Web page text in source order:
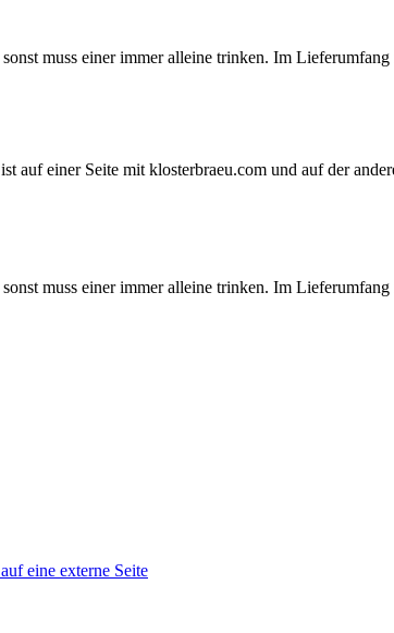
muss einer immer alleine trinken. Im
auf einer Seite mit klosterbraeu.com und auf der
muss einer immer alleine trinken. Im
eine externe Seite